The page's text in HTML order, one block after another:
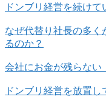
ドンブリ経営を続け
なぜ代替り社長の多
るのか？
会社にお金が残らない
ドンブリ経営を放置